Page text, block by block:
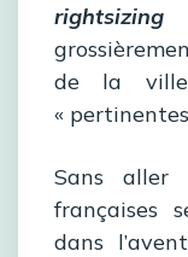
rightsizing
de la ville
«
Sans aller
françaises
dans